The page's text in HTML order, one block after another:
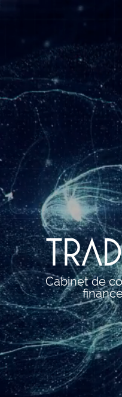
Cabinet de